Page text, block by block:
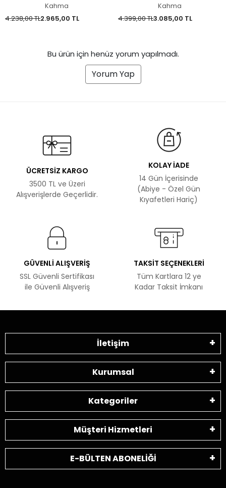
Kahma
4.238,00 TL2.965,00 TL
Kahma
4.399,00 TL3.085,00 TL
Bu ürün için henüz yorum yapılmadı.
Yorum Yap
ÜCRETSİZ KARGO
3500 TL ve Üzeri
Alışverişlerde Geçerlidir.
KOLAY İADE
14 Gün İçerisinde
(Abiye - Özel Gün
Kıyafetleri Hariç)
GÜVENLİ ALIŞVERİŞ
SSL Güvenli Sertifikası
ile Güvenli Alışveriş
TAKSİT SEÇENEKLERİ
Tüm Kartlara 12 ye
Kadar Taksit İmkanı
İletişim
Kurumsal
Kategoriler
Müşteri Hizmetleri
E-BÜLTEN ABONELİĞİ